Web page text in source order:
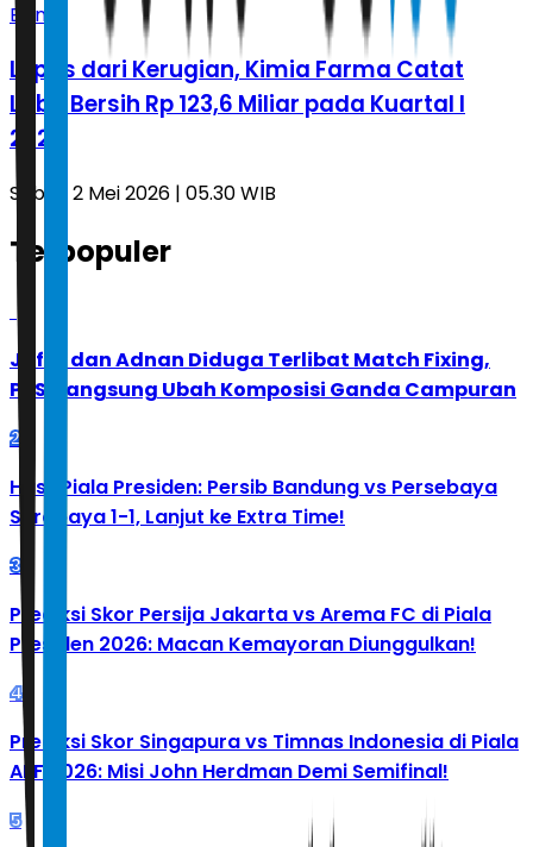
Bisnis
Lepas dari Kerugian, Kimia Farma Catat
Laba Bersih Rp 123,6 Miliar pada Kuartal I
2026
Sabtu, 2 Mei 2026 | 05.30 WIB
Terpopuler
Jafar dan Adnan Diduga Terlibat Match Fixing,
PBSI Langsung Ubah Komposisi Ganda Campuran
2
Hasil Piala Presiden: Persib Bandung vs Persebaya
Surabaya 1-1, Lanjut ke Extra Time!
3
Prediksi Skor Persija Jakarta vs Arema FC di Piala
Presiden 2026: Macan Kemayoran Diunggulkan!
4
Prediksi Skor Singapura vs Timnas Indonesia di Piala
AFF 2026: Misi John Herdman Demi Semifinal!
5